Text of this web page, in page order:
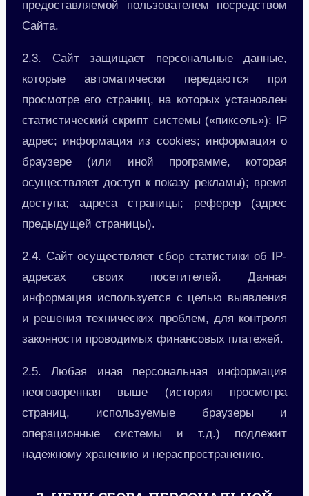
предоставляемой пользователем посредством
Сайта.
2.3. Сайт защищает персональные данные,
которые автоматически передаются при
просмотре его страниц, на которых установлен
статистический скрипт системы («пиксель»): IP
адрес; информация из cookies; информация о
браузере (или иной программе, которая
осуществляет доступ к показу рекламы); время
доступа; адреса страницы; реферер (адрес
предыдущей страницы).
2.4. Сайт осуществляет сбор статистики об IP-
адресах своих посетителей. Данная
информация используется с целью выявления
и решения технических проблем, для контроля
законности проводимых финансовых платежей.
2.5. Любая иная персональная информация
неоговоренная выше (история просмотра
страниц, используемые браузеры и
операционные системы и т.д.) подлежит
надежному хранению и нераспространению.